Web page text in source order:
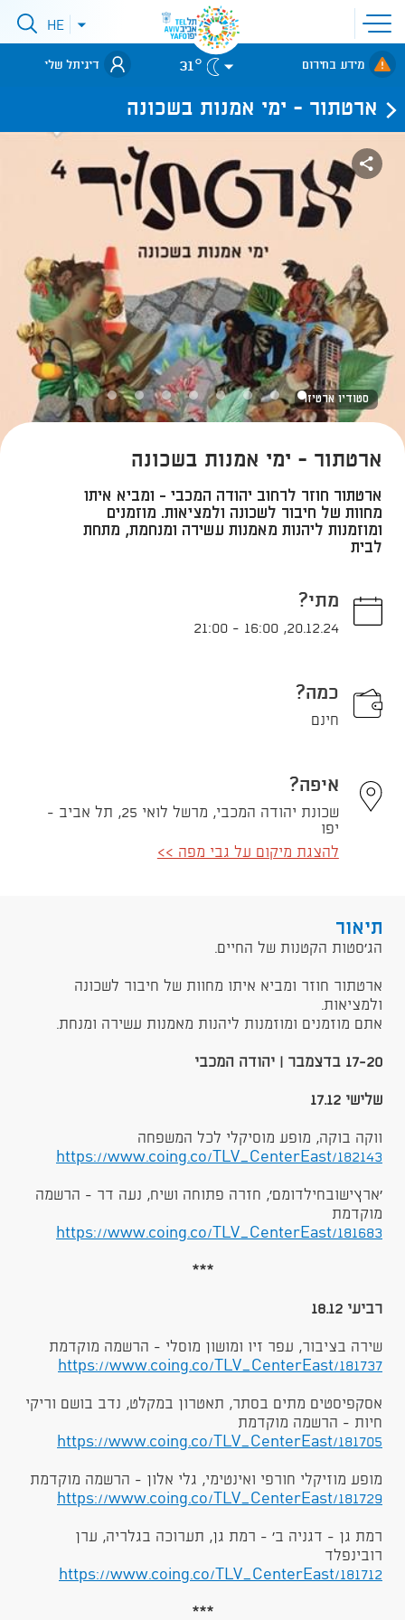
פתיחת
תפריט
אתר
לאתר עיריית
תל-אביב
פתיחתHE
מידע בחירום 31° דיגיתל שלי
ארטתור - ימי אמנות בשכונה
סטודיו ארטיזו
ארטתור - ימי אמנות בשכונה
ארטתור חוזר לרחוב יהודה המכבי - ומביא איתו
מחוות של חיבור לשכונה ולמציאות. מוזמנים
ומוזמנות ליהנות מאמנות עשירה ומנחמת, מתחת
לבית
מתי?
20.12.24
,
16:00
-
21:00
כמה?
חינם
איפה?
שכונת יהודה המכבי, מרשל לואי 25, תל אביב -
יפו
להצגת מיקום על גבי מפה >>
תיאור
​הג׳סטות הקטנות של החיים.
ארטתור חוזר ומביא איתו מחוות של חיבור לשכונה
ולמציאות.
אתם מוזמנים ומוזמנות ליהנות מאמנות עשירה ומנחת.
17-20 בדצמבר | יהודה המכבי
שלישי 17.12
ווקה בוקה, מופע מוסיקלי לכל המשפחה
https://www.coing.co/TLV_CenterEast/182143
׳ארץישובחילדומם׳, חזרה פתוחה ושיח, נעה דר - הרשמה
מוקדמת
https://www.coing.co/TLV_CenterEast/181683
***
רביעי 18.12
שירה בציבור, עפר זיו ומושון מוסלי - הרשמה מוקדמת
https://www.coing.co/TLV_CenterEast/181737
אסקפיסטים מתים בסתר, תאטרון במקלט, נדב בושם וריקי
חיות - הרשמה מוקדמת
https://www.coing.co/TLV_CenterEast/181705
מופע מוזיקלי חורפי ואינטימי, גלי אלון - הרשמה מוקדמת
https://www.coing.co/TLV_CenterEast/181729
רמת גן - דגניה ב׳ - רמת גן, תערוכה בגלריה, ערן
רובינפלד
https://www.coing.co/TLV_CenterEast/181712
***